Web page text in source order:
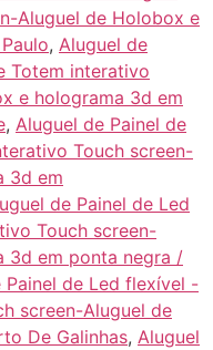
Aluguel de Holobox e
, Aluguel de
Totem interativo
e holograma 3d em
, Aluguel de Painel de
Touch screen-
3d em
de Painel de Led
Touch screen-
3d em ponta negra /
Painel de Led flexível -
screen-Aluguel de
De Galinhas, Aluguel